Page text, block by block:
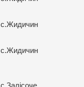
с.Жидичин
с.Жидичин